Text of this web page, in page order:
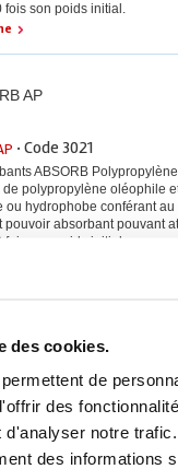
des cookies.
de
des
d'analyser notre
des informations
fois son poids initial.
· Code 3021
ABSORB
de polypropylène oléophile
ou hydrophobe conférant au
pouvoir absorbant pouvant
fois son poids initial.
· Code 3023
ABSORB
ou hydrophobe conférant au
pouvoir absorbant pouvant